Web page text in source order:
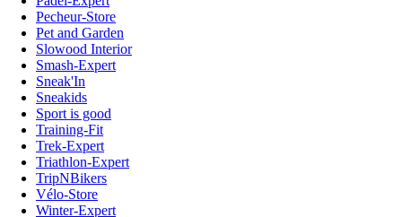
Pecheur-Store
Pet and Garden
Slowood Interior
Smash-Expert
Sneak'In
Sneakids
Sport is good
Training-Fit
Trek-Expert
Triathlon-Expert
TripNBikers
Vélo-Store
Winter-Expert